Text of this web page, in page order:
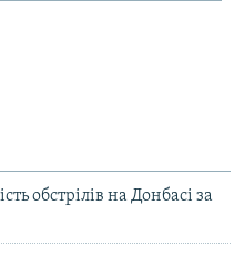
обстрілів на Донбасі за